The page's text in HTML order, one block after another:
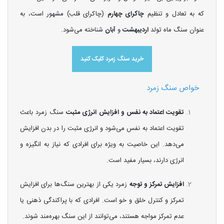
که به تعادل و تنظیم چاکرای چهارم (چاکرای قلب) مشهور است، به
عنوان سنگ ماه تولد اردیبهشتوآبان شناخته می‌شود.
خرید سنگ زمرد کلیک کنید
خواص سنگ زمرد
تقویت اعتماد به نفس و افزایش انرژی مثبتسنگ زمرد باعث
تقویت اعتماد به نفس می‌شود و انرژی مثبت را در بدن افزایش
می‌دهد. این خاصیت به ویژه برای افرادی که نیاز به انگیزه و
انرژی دارند، بسیار مفید است.
افزایش تمرکز و توجه زمرد یکی از بهترین سنگ‌ها برای افزایش
تمرکز و کنترل خلق و خو است. افرادی که با پراکندگی ذهنی یا
عدم تمرکز مواجه هستند، می‌توانند از این سنگ بهره‌مند شوند.